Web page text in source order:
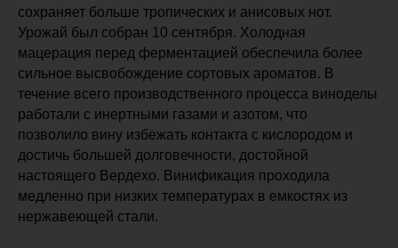
сохраняет больше тропических и анисовых нот.
Урожай был собран 10 сентября. Холодная
мацерация перед ферментацией обеспечила более
сильное высвобождение сортовых ароматов. В
течение всего производственного процесса виноделы
работали с инертными газами и азотом, что
позволило вину избежать контакта с кислородом и
достичь большей долговечности, достойной
настоящего Вердехо. Винификация проходила
медленно при низких температурах в емкостях из
нержавеющей стали.